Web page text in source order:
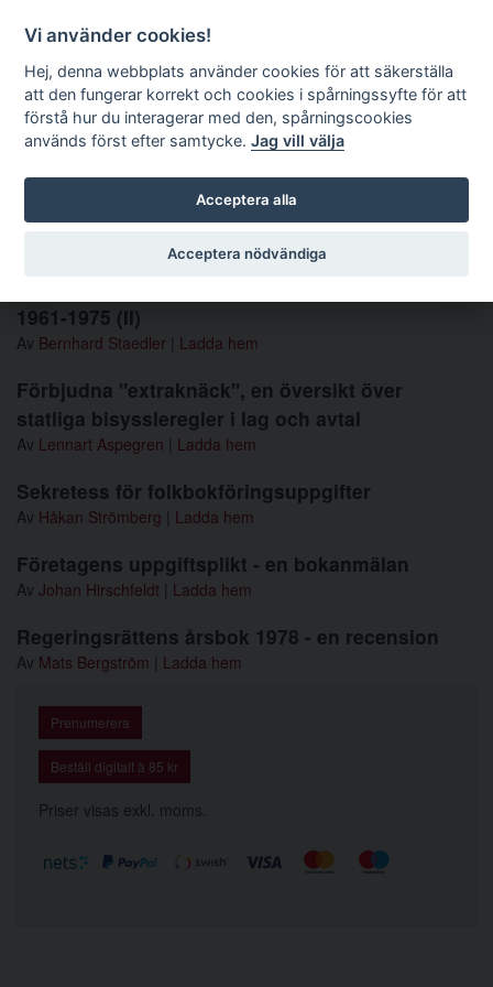
Förvaltningsrättslig tidskrift
Sök
Nummer 1980 3-4
1961-1975 (II)
Av Bernhard Staedler Ladda hem
Förbjudna "extraknäck", en översikt över
statliga bisyssleregler i lag och avtal
Av Lennart Aspegren Ladda hem
Sekretess för folkbokföringsuppgifter
Av Håkan Strömberg Ladda hem
Företagens uppgiftsplikt - en bokanmälan
Av Johan Hirschfeldt Ladda hem
Regeringsrättens årsbok 1978 - en recension
Av Mats Bergström Ladda hem
Prenumerera
Beställ digitalt à 85 kr
Priser visas exkl. moms.
Vi använder cookies!
Hej, denna webbplats använder cookies för att säkerställa
att den fungerar korrekt och cookies i spårningssyfte för att
förstå hur du interagerar med den, spårningscookies
används först efter samtycke.Jag vill välja
Acceptera alla
Acceptera nödvändiga